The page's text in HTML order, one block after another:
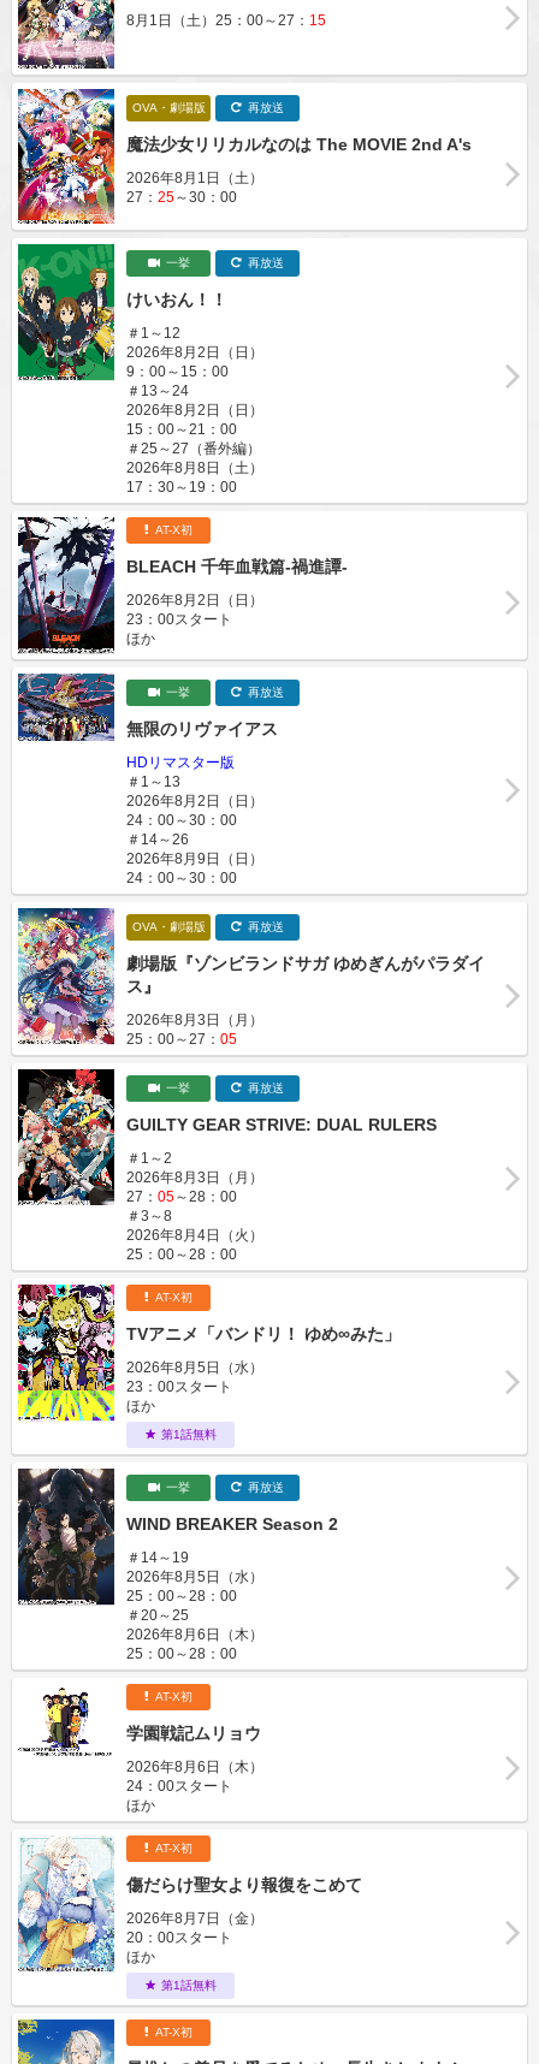
8月1日（土）25：00～27： 15
OVA・劇場版 再放送
魔法少女リリカルなのは The MOVIE 2nd A's
2026年8月1日（土）
27： 25～30：00
一挙 再放送
けいおん！！
＃1～12
2026年8月2日（日）
9：00～15：00
＃13～24
2026年8月2日（日）
15：00～21：00
＃25～27（番外編）
2026年8月8日（土）
17：30～19：00
AT-X初
BLEACH 千年血戦篇-禍進譚-
2026年8月2日（日）
23：00スタート
ほか
一挙 再放送
無限のリヴァイアス
HDリマスター版
＃1～13
2026年8月2日（日）
24：00～30：00
＃14～26
2026年8月9日（日）
24：00～30：00
OVA・劇場版 再放送
劇場版『ゾンビランドサガ ゆめぎんがパラダイ
ス』
2026年8月3日（月）
25：00～27： 05
一挙 再放送
GUILTY GEAR STRIVE: DUAL RULERS
＃1～2
2026年8月3日（月）
27： 05～28：00
＃3～8
2026年8月4日（火）
25：00～28：00
AT-X初
TVアニメ「バンドリ！ ゆめ∞みた」
2026年8月5日（水）
23：00スタート
ほか
第1話無料
一挙 再放送
WIND BREAKER Season 2
＃14～19
2026年8月5日（水）
25：00～28：00
＃20～25
2026年8月6日（木）
25：00～28：00
AT-X初
学園戦記ムリョウ
2026年8月6日（木）
24：00スタート
ほか
AT-X初
傷だらけ聖女より報復をこめて
2026年8月7日（金）
20：00スタート
ほか
第1話無料
AT-X初